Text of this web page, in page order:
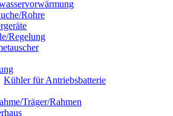
Rohre
Regelung
Kühler für Antriebsbatterie
Träger/Rahmen